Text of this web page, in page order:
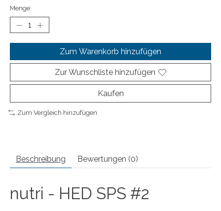
Menge:
Zum Warenkorb hinzufügen
Zur Wunschliste hinzufügen
Kaufen
Zum Vergleich hinzufügen
Beschreibung Bewertungen (0)
nutri - HED SPS #2